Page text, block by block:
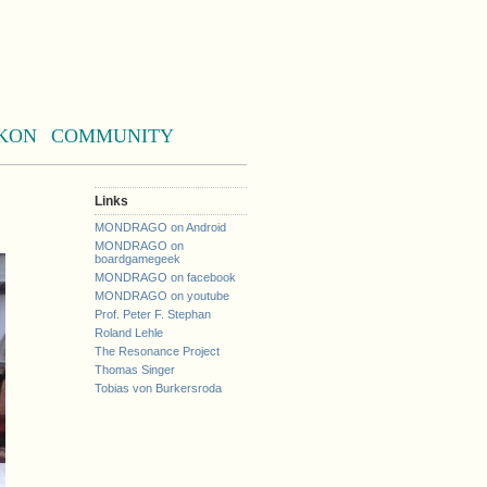
COMMUNITY
Links
MONDRAGO on Android
MONDRAGO on
boardgamegeek
MONDRAGO on facebook
MONDRAGO on youtube
Prof. Peter F. Stephan
Roland Lehle
The Resonance Project
Thomas Singer
Tobias von Burkersroda